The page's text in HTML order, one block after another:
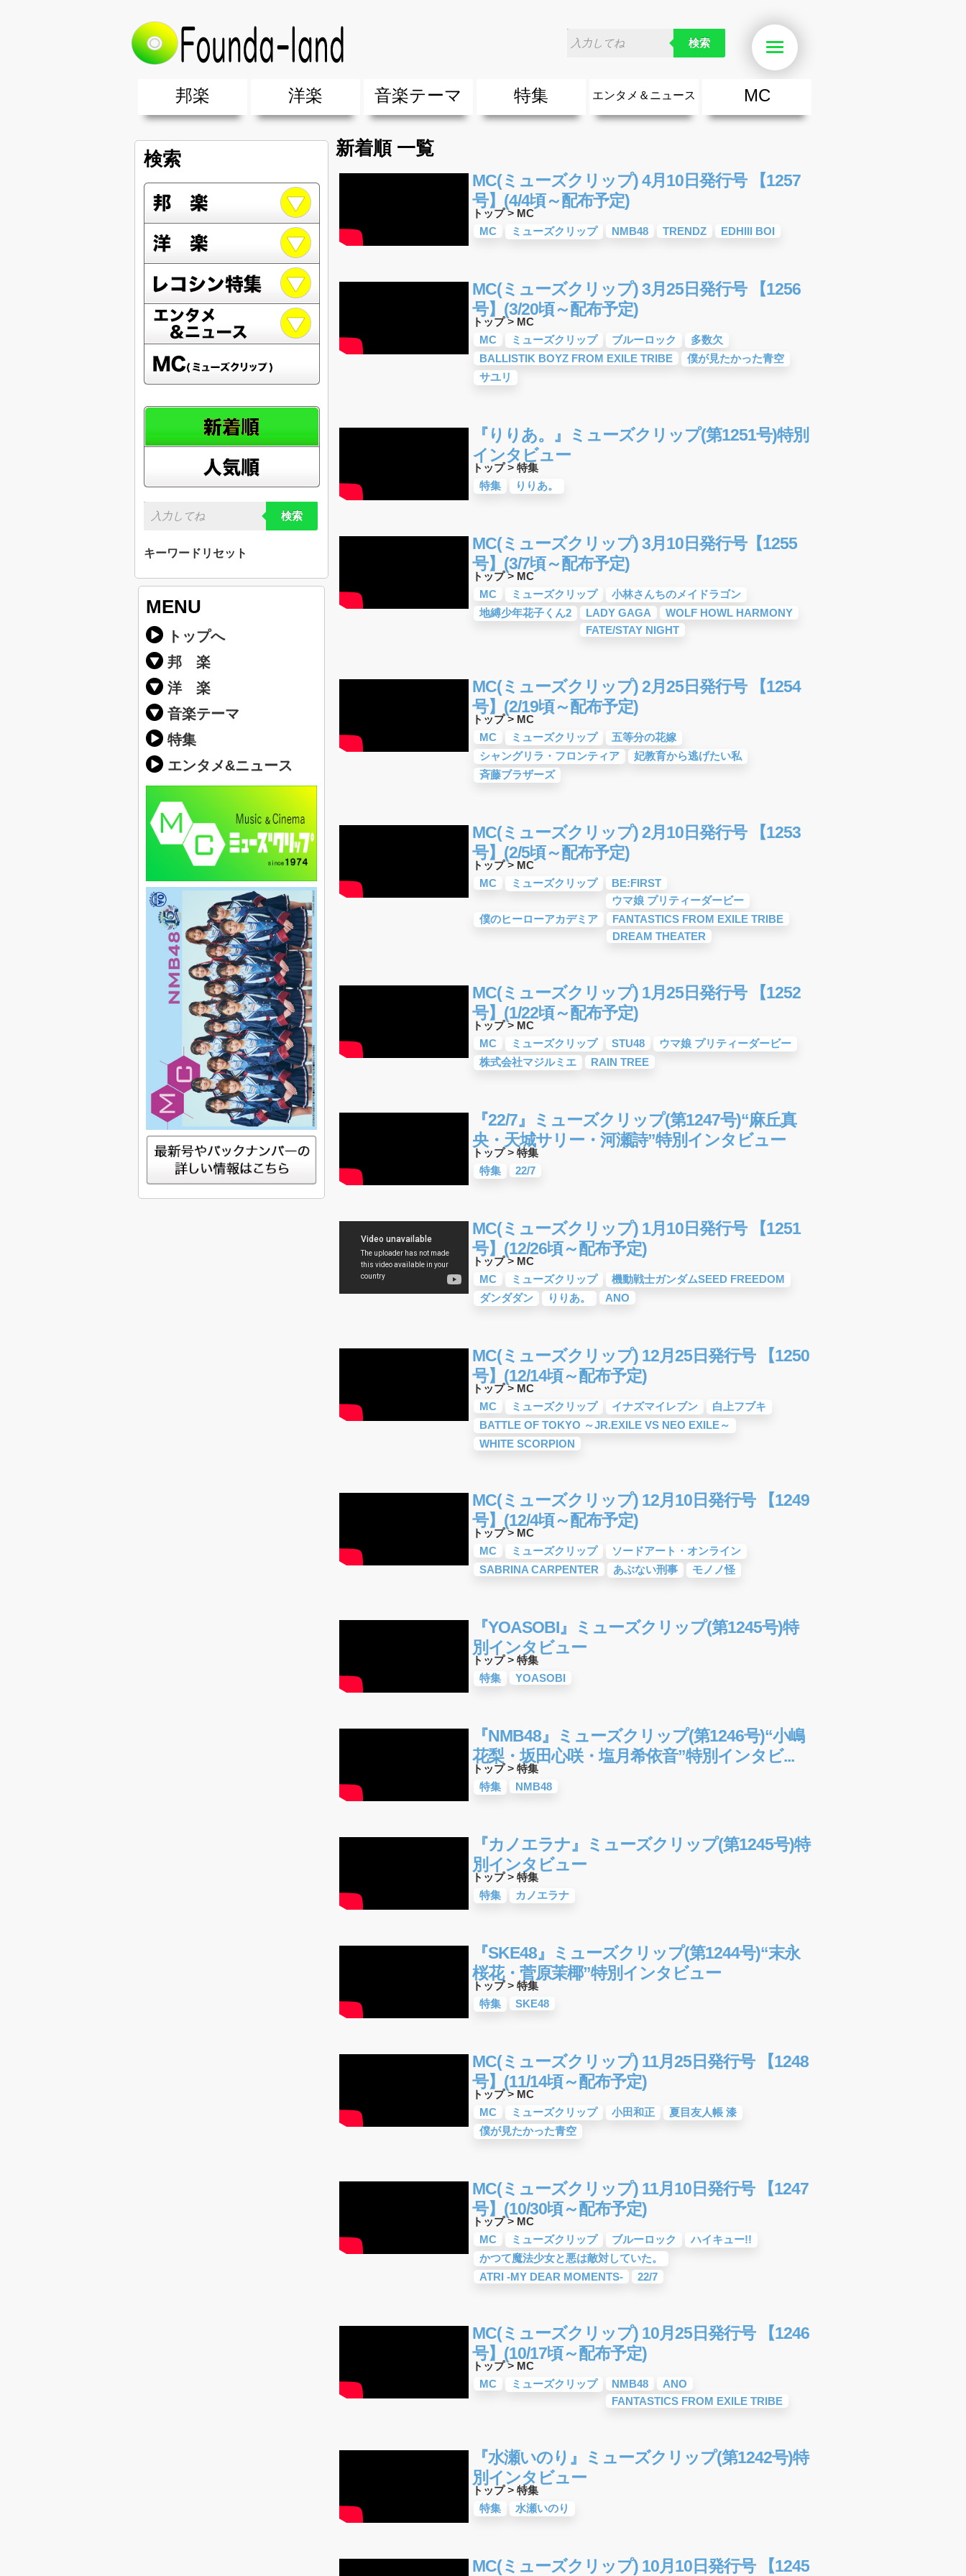
検索
邦楽
邦楽ポップス(J-POP)
邦楽ロック(J-ROCK)
K-POP
アニソン/ボカロ
アイドル
ヴィジュアル系(V系)
邦楽男性アーティスト
邦楽女性アーティスト
男女グループ・デュエット・その他
2019年・2018年・2017年「邦楽」の人気＆おすすめ
洋楽
EDM(エレクトロニック・ダンス・ミュージック)
クラブミュージック
ダンスミュージック
洋楽男性アーティスト
洋楽女性アーティスト
男女グループ・デュエット・その他
【洋楽】夏歌(サマーソング)
2019年・2018年・2017年「洋楽」の人気＆おすすめ
音楽テーマ
最新のヒット曲&流行・話題の歌
人気曲&おすすめ
音楽ランキング
ラブソング(恋愛ソング)
応援ソング
バラード・歌詞が泣ける歌
友達&友情ソング・青春ソング
スポーツ・部活応援ソング
卒業ソング&入学ソング
10、20代に人気・話題・流行・おすすめな邦楽＆洋楽
SNS・音楽アプリで10・20代に人気&おすすめな曲
勉強・試験・受験応援ソング 知識に役立つ歌
春うた&桜ソング
夏歌(サマーソング)
ハロウィンソング&秋の歌
冬歌&クリスマスソング
元気が出る歌・やる気が出る曲・明るい曲・楽しい歌・勇気が出る歌
テンションが上がる歌&盛り上がる曲
大切な人に贈る歌&ありがとうソング(感謝の歌)
お別れの曲・旅立ちの歌
パーティーソング
ドライブ音楽BGM
カラオケ
誕生日ソング&お祝いの歌
ウェディングソング・結婚式の曲
メロディ・曲の雰囲気別
音楽BGM&メドレー
学校(行事・合唱)曲
発売年代別・年齢別 人気音楽
自然音BGM・癒しの音楽(リラックス・ヒーリング)
"総"アーティスト
特集
エンタメ
エンタメ＆ニュース
音楽ニュース
エンタメニュース
MC
検索
検索
キーワードリセット
MENU
トップへ
邦 楽
楽」の人気＆おすすめ
洋 楽
音楽テーマ
特集
エンタメ&ニュース
新着順 一覧
MC(ミューズクリップ) 4月10日発行号 【1257
号】(4/4頃～配布予定)
トップ> MC
MC
ミューズクリップ NMB48 TRENDZ EDHIII BOI
MC(ミューズクリップ) 3月25日発行号 【1256
号】(3/20頃～配布予定)
トップ> MC
MC
ミューズクリップ ブルーロック
多数欠
BALLISTIK BOYZ FROM EXILE TRIBE
僕が見たかった青空
サユリ
『りりあ。』ミューズクリップ(第1251号)特別
インタビュー
トップ> 特集
特集
りりあ。
MC(ミューズクリップ) 3月10日発行号【1255
号】(3/7頃～配布予定)
トップ> MC
MC
ミューズクリップ
小林さんちのメイドラゴン
地縛少年花子くん2
LADY GAGA
WOLF HOWL HARMONY
FATE/STAY NIGHT
MC(ミューズクリップ) 2月25日発行号 【1254
号】(2/19頃～配布予定)
トップ> MC
MC
ミューズクリップ
五等分の花嫁
シャングリラ・フロンティア
妃教育から逃げたい私
斉藤ブラザーズ
MC(ミューズクリップ) 2月10日発行号 【1253
号】(2/5頃～配布予定)
トップ> MC
MC
ミューズクリップ
BE:FIRST
ウマ娘 プリティーダービー
僕のヒーローアカデミア
FANTASTICS FROM EXILE TRIBE
DREAM THEATER
MC(ミューズクリップ) 1月25日発行号 【1252
号】(1/22頃～配布予定)
トップ> MC
MC
ミューズクリップ STU48
ウマ娘 プリティーダービー
株式会社マジルミエ
RAIN TREE
『22/7』ミューズクリップ(第1247号)“麻丘真
央・天城サリー・河瀬詩”特別インタビュー
トップ> 特集
特集
22/7
MC(ミューズクリップ) 1月10日発行号 【1251
号】(12/26頃～配布予定)
トップ> MC
MC
ミューズクリップ
機動戦士ガンダムSEED FREEDOM
ダンダダン
りりあ。 ANO
MC(ミューズクリップ) 12月25日発行号 【1250
号】(12/14頃～配布予定)
トップ> MC
MC
ミューズクリップ イナズマイレブン
白上フブキ
BATTLE OF TOKYO ～JR.EXILE VS NEO EXILE～
WHITE SCORPION
MC(ミューズクリップ) 12月10日発行号 【1249
号】(12/4頃～配布予定)
トップ> MC
MC
ミューズクリップ
ソードアート・オンライン
SABRINA CARPENTER
あぶない刑事 モノノ怪
『YOASOBI』ミューズクリップ(第1245号)特
別インタビュー
トップ> 特集
特集
YOASOBI
『NMB48』ミューズクリップ(第1246号)“小嶋
花梨・坂田心咲・塩月希依音”特別インタビ...
トップ> 特集
特集
NMB48
『カノエラナ』ミューズクリップ(第1245号)特
別インタビュー
トップ> 特集
特集
カノエラナ
『SKE48』ミューズクリップ(第1244号)“末永
桜花・菅原茉椰”特別インタビュー
トップ> 特集
特集
SKE48
MC(ミューズクリップ) 11月25日発行号 【1248
号】(11/14頃～配布予定)
トップ> MC
MC
ミューズクリップ 小田和正
夏目友人帳 漆
僕が見たかった青空
MC(ミューズクリップ) 11月10日発行号 【1247
号】(10/30頃～配布予定)
トップ> MC
MC
ミューズクリップ ブルーロック
ハイキュー!!
かつて魔法少女と悪は敵対していた。
ATRI -MY DEAR MOMENTS-
22/7
MC(ミューズクリップ) 10月25日発行号 【1246
号】(10/17頃～配布予定)
トップ> MC
MC
ミューズクリップ NMB48
ANO
FANTASTICS FROM EXILE TRIBE
『水瀬いのり』ミューズクリップ(第1242号)特
別インタビュー
トップ> 特集
特集
水瀬いのり
MC(ミューズクリップ) 10月10日発行号 【1245